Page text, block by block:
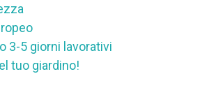
3-5 giorni lavorativi
tuo giardino!